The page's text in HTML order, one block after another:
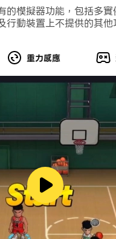
在無盡的高速公路上錄
車發燒自行車的任務：
您還可以在 motor rider
速公路交通並以騎車人的
極限摩托車比賽，並在
的時間內到達您的目的
車駕駛技能的摩托車賽
地鐵衝刺：真正的模擬
市公路車手，那麼必須
升級您的摩托車並使用令
車賽車挑戰並變得無與
然後在摩托車真實模擬
大的開放世界自行車駕
手的樂趣：令人驚嘆的
的模擬器功能，包括多
行動裝置上不提供的其他
重力感應